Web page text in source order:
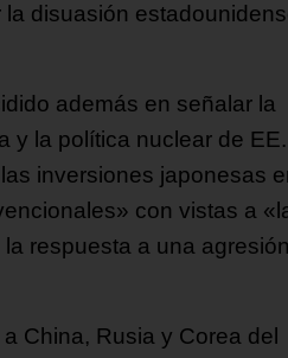
disuasión
además en señalar la
y la política nuclear de EE.
inversiones japonesas
con vistas a
respuesta a una
China, Rusia y Corea del